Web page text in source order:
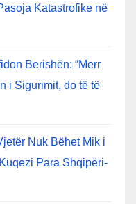
Katastrofike në
Berishën: “Merr
i Sigurimit, do të të
Nuk Bëhet Mik i
Para Shqipëri-